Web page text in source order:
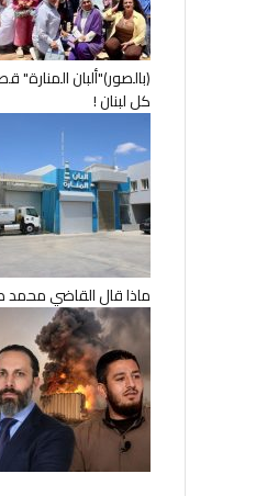
(بالصور)"ألبان
كل لبنان !
ماذا قال القاضي